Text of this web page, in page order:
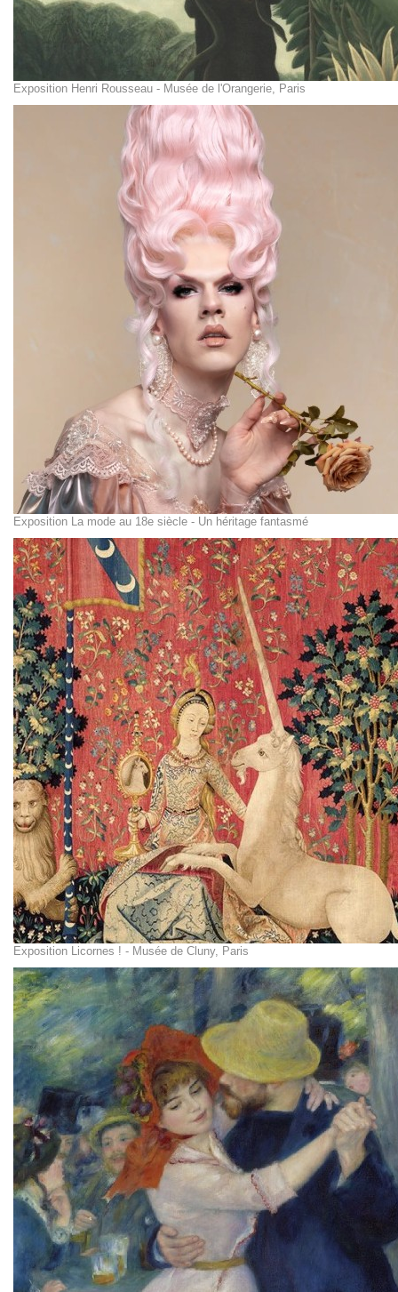
Exposition Henri Rousseau - Musée de l'Orangerie, Paris
Exposition La mode au 18e siècle - Un héritage fantasmé
Exposition Licornes ! - Musée de Cluny, Paris